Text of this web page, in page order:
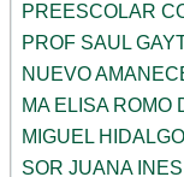
PREESCOLAR
PROF SAUL
NUEVO
MA ELISA ROMO
MIGUEL
SOR JUANA